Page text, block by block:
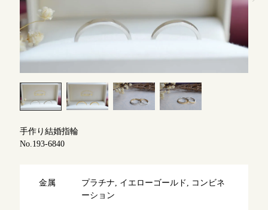
指輪作品集
インタビュー
よくあるご質問
アフターケア・保証
CRAFYについて
結婚指輪手作り工房のご案内
手作り結婚指輪
No.193-6840
金属
プラチナ, イエローゴールド, コンビネ
ーション
目黒本店
表参道店 来店ご予約
吉祥寺店